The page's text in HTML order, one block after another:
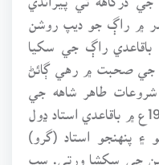
۾ راڳ جو ديپ روشن
طرح سال 1979ع ۾ باقاعدي راڳ جي سکيا
جي صحبت ۾ رهي ڳائڻ
طاهر شاهه جي
درگاهه تي ڳائي ڪيائين. سال 1982ع ۾ باقاعدي استاد ڍول
۽ پنهنجو استاد (گرو)
جي سکشا ورتي. سڀ